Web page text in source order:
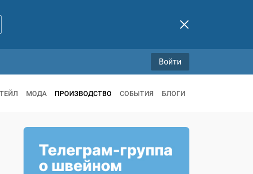
Войти
МОДА ПРОИЗВОДСТВО СОБЫТИЯ БЛОГИ